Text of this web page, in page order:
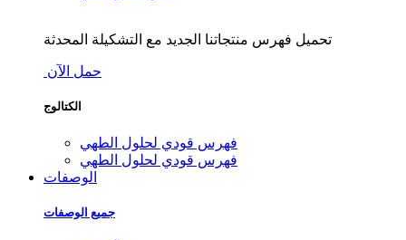
تحميل فهرس منتجاتنا الجديد مع التشكيلة المحدثة
حمل الآن
الكتالوج
فهرس قودي لحلول الطهي
فهرس قودي لحلول الطهي
الوصفات
جميع الوصفات